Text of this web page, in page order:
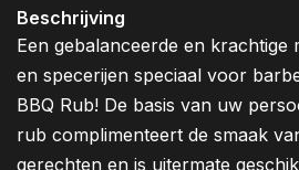
Beschrijving
Een gebalanceerde en krachtige
en specerijen speciaal voor
BBQ Rub! De basis van uw
rub complimenteert de smaak
gerechten en is uitermate